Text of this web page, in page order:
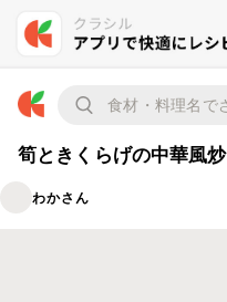
筍ときくらげの中華風
わかさん